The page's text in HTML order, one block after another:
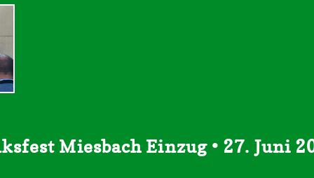
Miesbach Einzug • 27. Juni